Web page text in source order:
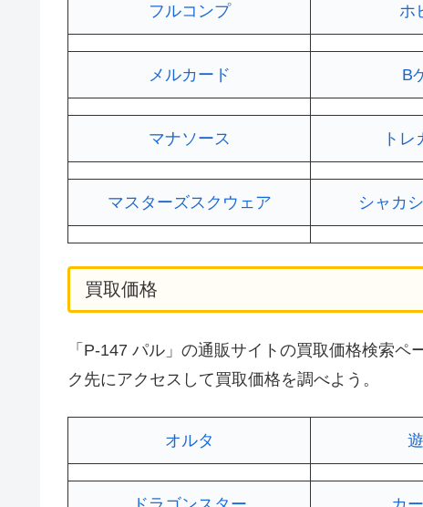
フルコンプ ホ
メルカード B
マナソース トレ
マスターズスクウェア シャカ
買取価格
「P-147 パル」の通販サイトの買取価格検索
ク先にアクセスして買取価格を調べよう。
オルタ